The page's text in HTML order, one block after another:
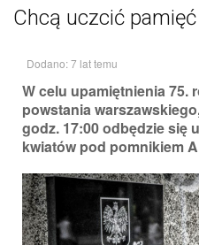
Chcą uczcić
Dodano: 7 lat temu
W celu upamiętnienia 75.
powstania
godz. 17:00 odbędzie się
kwiatów pod pomnikiem